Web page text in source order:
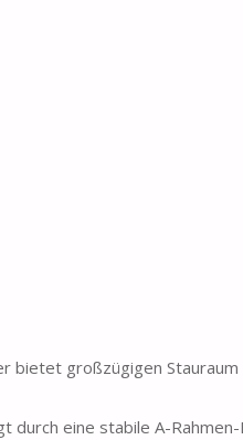
bietet großzügigen
eine stabile A-